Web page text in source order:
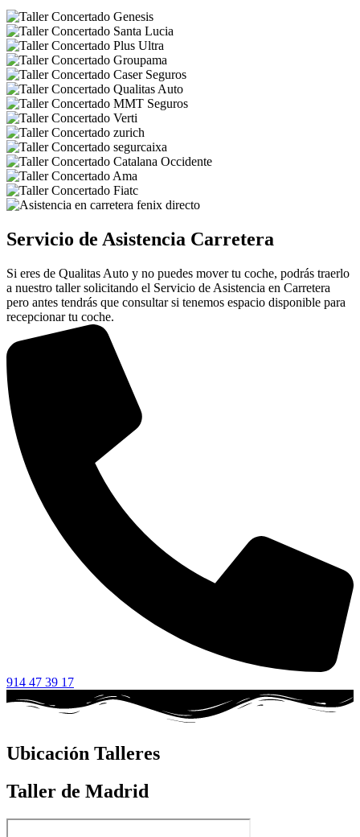
Servicio de Asistencia Carretera
Si eres de Qualitas Auto y no puedes mover tu coche, podrás traerlo
a nuestro taller solicitando el Servicio de Asistencia en Carretera
pero antes tendrás que consultar si tenemos espacio disponible para
recepcionar tu coche.
914 47 39 17
Ubicación Talleres
Taller de Madrid